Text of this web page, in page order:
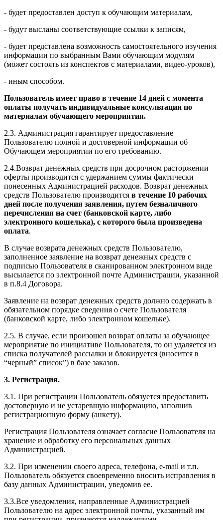
- будет предоставлен доступ к обучающим материалам,
- будут высланы соответствующие ссылки к записям,
- будет представлена возможность самостоятельного изучения
информации по выбранным Вами обучающим модулям
(может состоять из конспектов с материалами, видео-уроков),
- иным способом.
Пользователь имеет право в течение 14 дней с момента
оплаты получать индивидуальные консультации по
материалам обучающего мероприятия.
2.3. Администрация гарантирует предоставление
Пользователю полной и достоверной информации об
Обучающем мероприятии по его требованию.
2.4.Возврат денежных средств при досрочном расторжении
оферты производится с удержанием суммы фактически
понесенных Администрацией расходов. Возврат денежных
средств Пользователю производится в течение 10 рабочих
дней после получения заявления, путем безналичного
перечисления на счет (банковской карте, либо
электронного кошелька), с которого была произведена
оплата.
В случае возврата денежных средств Пользователю,
заполненное заявление на возврат денежных средств с
подписью Пользователя в сканированном электронном виде
высылается по электронной почте Администрации, указанной
в п.8.4 Договора.
Заявление на возврат денежных средств должно содержать в
обязательном порядке сведения о счете Пользователя
(банковской карте, либо электронном кошельке).
2.5. В случае, если произошел возврат оплаты за обучающее
мероприятие по инициативе Пользователя, то он удаляется из
списка получателей рассылки и блокируется (вносится в
“черный” список”) в базе заказов.
3. Регистрация.
3.1. При регистрации Пользователь обязуется предоставить
достоверную и не устаревшую информацию, заполнив
регистрационную форму (анкету).
Регистрация Пользователя означает согласие Пользователя на
хранение и обработку его персональных данных
Администрацией.
3.2. При изменении своего адреса, телефона, e-mail и т.п.
Пользователь обязуется своевременно вносить исправления в
базу данных Администрации, уведомив ее.
3.3.Все уведомления, направленные Администрацией
Пользователю на адрес электронной почты, указанный им